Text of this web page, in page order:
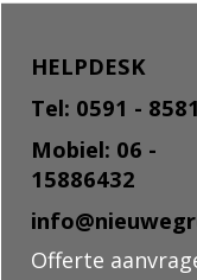
HELPDESK
Tel: 0591 -
Mobiel: 06 -
15886432
Offerte